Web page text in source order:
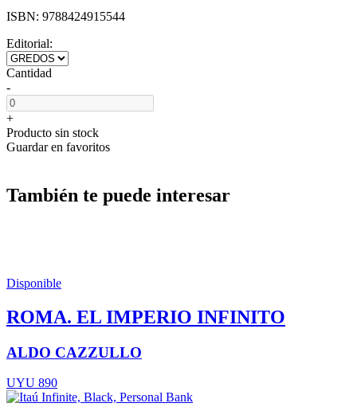
ISBN: 9788424915544
Editorial:
Cantidad
-
+
Producto sin stock
Guardar en favoritos
También te puede interesar
Disponible
ROMA. EL IMPERIO INFINITO
ALDO CAZZULLO
UYU 890